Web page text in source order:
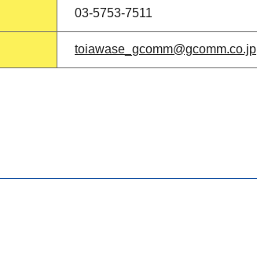
03-5753-7511
toiawase_gcomm@gcomm.co.jp